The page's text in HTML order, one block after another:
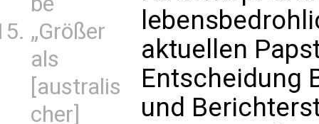
„Größer
als
[australis
cher]
aktuellen
Entscheidung
und